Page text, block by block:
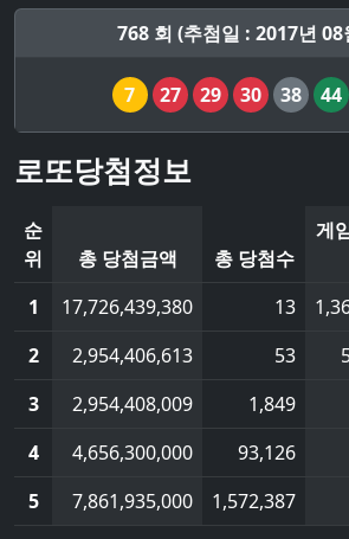
768 회 (추첨일 : 2017년 08
7 27 29 30 38 44
로또당첨정보
순
위
총 당첨금액 총 당첨수
게
1
17,726,439,380 13
2
2,954,406,613 53
3
2,954,408,009 1,849
4
4,656,300,000 93,126
5
7,861,935,000 1,572,387